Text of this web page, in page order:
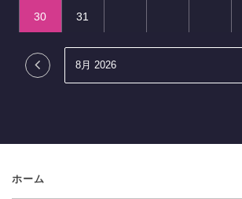
30 31
ホーム